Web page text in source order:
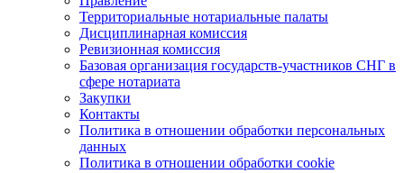
Территориальные нотариальные палаты
Дисциплинарная комиссия
Ревизионная комиссия
Базовая организация государств-участников СНГ в
сфере нотариата
Закупки
Контакты
Политика в отношении обработки персональных
данных
Политика в отношении обработки cookie